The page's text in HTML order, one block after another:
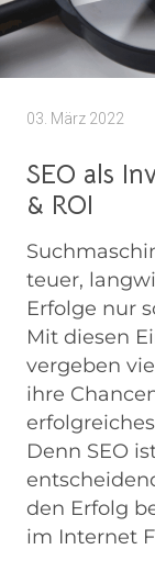
03. März 2022
SEO als
& ROI
teuer,
Erfolge nur
Mit diesen
vergeben
ihre
Denn SEO
den Erfolg
im Internet